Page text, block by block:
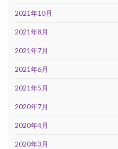
2021年10月
2021年8月
2021年7月
2021年6月
2021年5月
2020年7月
2020年4月
2020年3月